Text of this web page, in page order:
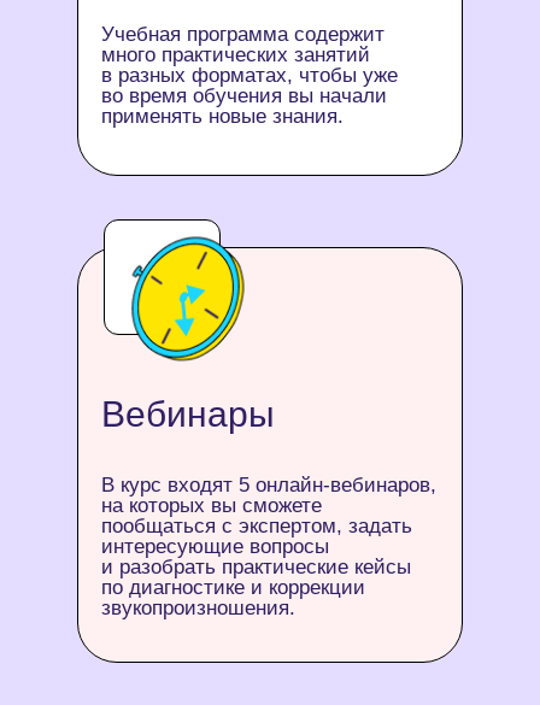
Учебная программа содержит
много практических занятий
в разных форматах, чтобы уже
во время обучения вы начали
применять новые знания.
Вебинары
В курс входят 5 онлайн-вебинаров,
на которых вы сможете
пообщаться с экспертом, задать
интересующие вопросы
и разобрать практические кейсы
по диагностике и коррекции
звукопроизношения.